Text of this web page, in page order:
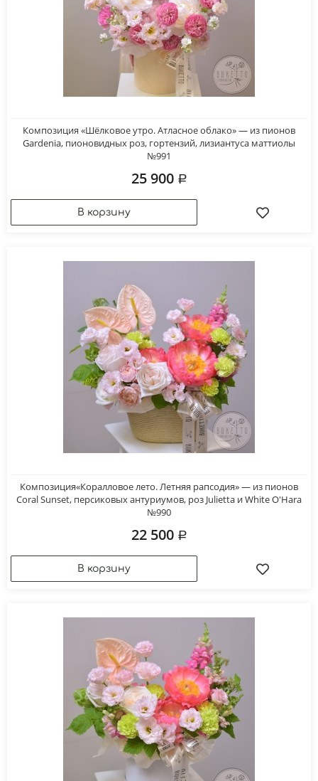
Композиция «Шёлковое утро. Атласное облако» — из пионов
Gardenia, пионовидных роз, гортензий, лизиантуса маттиолы
№991
25 900
Композиция«Коралловое лето. Летняя рапсодия» — из пионов
Coral Sunset, персиковых антуриумов, роз Julietta и White O'Hara
№990
22 500